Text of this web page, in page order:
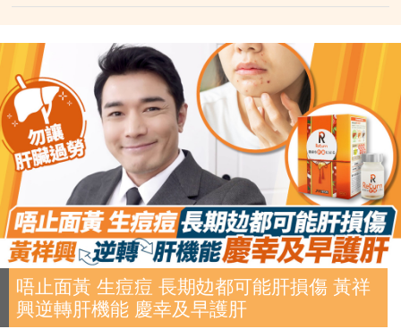
唔止面黃 生痘痘 長期攰都可能肝損傷 黃祥
興逆轉肝機能 慶幸及早護肝